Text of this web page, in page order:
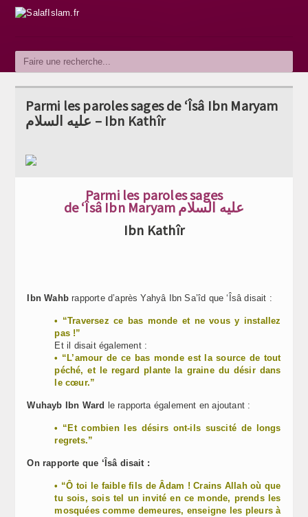
Parmi les paroles sages de ‘Îsâ Ibn Maryam
عليه السلام – Ibn Kathîr
Parmi les paroles sages
de ‘Îsâ Ibn Maryam عليه السلام
Ibn Kathîr
Ibn Wahbrapporte d’après Yahyâ Ibn Sa’îd que ‘Îsâ disait :
• “Traversez ce bas monde et ne vous y installez
pas !”
Et il disait également :
• “L’amour de ce bas monde est la source de tout
péché, et le regard plante la graine du désir dans
le cœur.”
Wuhayb Ibn Ward le rapporta également en ajoutant :
• “Et combien les désirs ont-ils suscité de longs
regrets.”
On rapporte que ‘Îsâ disait :
• “Ô toi le faible fils de Âdam ! Crains Allah où que
tu sois, sois tel un invité en ce monde, prends les
mosquées comme demeures, enseigne les pleurs à